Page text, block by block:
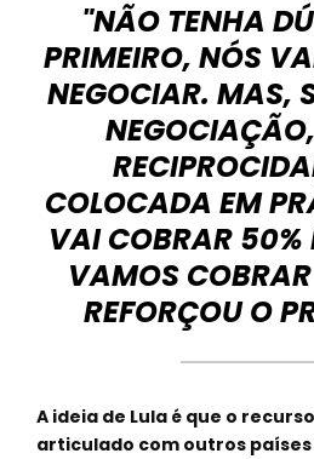
"NÃO TENHA
PRIMEIRO, NÓS
NEGOCIAR. MAS,
COLOCADA EM
VAI COBRAR 50%
VAMOS
REFORÇOU O
A ideia de Lula é que o
articulado com outros